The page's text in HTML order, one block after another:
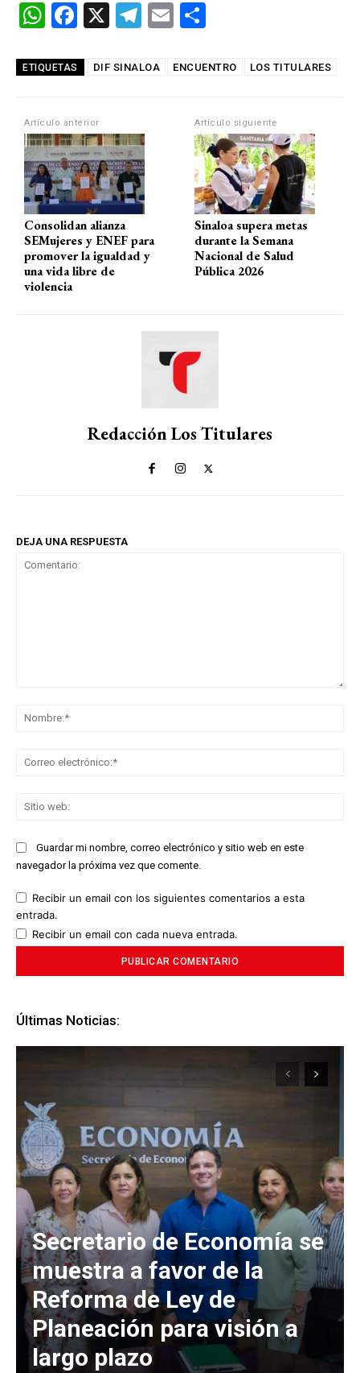
W
at
A
p
p
F
ce
o
o
k
X
T
e
m
E
ail m
ar
tir
ETIQUETAS DIF SINALOA ENCUENTRO LOS TITULARES
Artículo anterior
Consolidan alianza
SEMujeres y ENEF para
promover la igualdad y
una vida libre de
violencia
Artículo siguiente
Sinaloa supera metas
durante la Semana
Nacional de Salud
Pública 2026
Redacción Los Titulares
DEJA UNA RESPUESTA
Guardar mi nombre, correo electrónico y sitio web en este
navegador la próxima vez que comente.
Recibir un email con los siguientes comentarios a esta
entrada.
Recibir un email con cada nueva entrada.
Últimas Noticias:
Secretario de Economía se
muestra a favor de la
Reforma de Ley de
Planeación para visión a
largo plazo